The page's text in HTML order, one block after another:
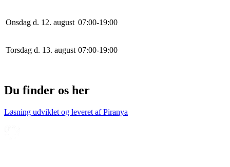
Onsdag d. 12. august 07:00-19:00
Torsdag d. 13. august 07:00-19:00
Du finder os her
Løsning udviklet og leveret afPiranya